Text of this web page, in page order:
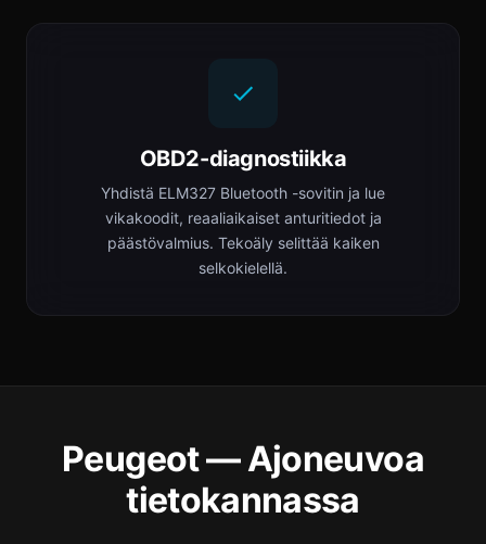
OBD2-diagnostiikka
Yhdistä ELM327 Bluetooth -sovitin ja lue
vikakoodit, reaaliaikaiset anturitiedot ja
päästövalmius. Tekoäly selittää kaiken
selkokielellä.
Peugeot — Ajoneuvoa
tietokannassa